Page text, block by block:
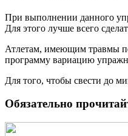
При выполнении данного
Для этого лучше всего
Атлетам, имеющим травмы
программу вариацию
Для того, чтобы свести до
Обязательно